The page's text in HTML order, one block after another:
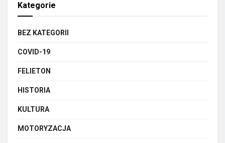
Kategorie
BEZ KATEGORII
COVID-19
FELIETON
HISTORIA
KULTURA
MOTORYZACJA